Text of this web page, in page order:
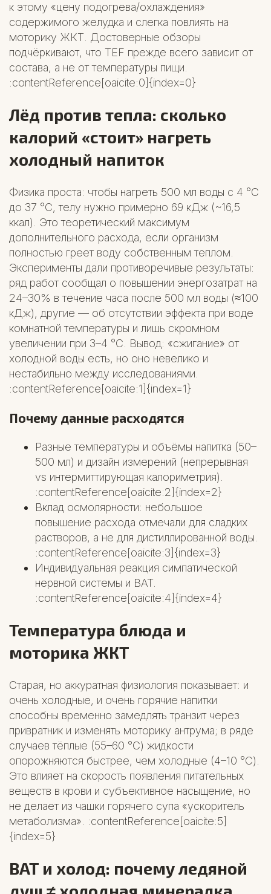
к этому «цену подогрева/охлаждения»
содержимого желудка и слегка повлиять на
моторику ЖКТ. Достоверные обзоры
подчёркивают, что TEF прежде всего зависит от
состава, а не от температуры пищи.
:contentReference[oaicite:0]{index=0}
Лёд против тепла: сколько
калорий «стоит» нагреть
холодный напиток
Физика проста: чтобы нагреть 500 мл воды с 4 °C
до 37 °C, телу нужно примерно 69 кДж (~16,5
ккал). Это теоретический максимум
дополнительного расхода, если организм
полностью греет воду собственным теплом.
Эксперименты дали противоречивые результаты:
ряд работ сообщал о повышении энергозатрат на
24–30% в течение часа после 500 мл воды (≈100
кДж), другие — об отсутствии эффекта при воде
комнатной температуры и лишь скромном
увеличении при 3–4 °C. Вывод: «сжигание» от
холодной воды есть, но оно невелико и
нестабильно между исследованиями.
:contentReference[oaicite:1]{index=1}
Почему данные расходятся
Разные температуры и объёмы напитка (50–
500 мл) и дизайн измерений (непрерывная
vs интермиттирующая калориметрия).
:contentReference[oaicite:2]{index=2}
Вклад осмолярности: небольшое
повышение расхода отмечали для сладких
растворов, а не для дистиллированной воды.
:contentReference[oaicite:3]{index=3}
Индивидуальная реакция симпатической
нервной системы и BAT.
:contentReference[oaicite:4]{index=4}
Температура блюда и
моторика ЖКТ
Старая, но аккуратная физиология показывает: и
очень холодные, и очень горячие напитки
способны временно замедлять транзит через
привратник и изменять моторику антрума; в ряде
случаев тёплые (55–60 °C) жидкости
опорожняются быстрее, чем холодные (4–10 °C).
Это влияет на скорость появления питательных
веществ в крови и субъективное насыщение, но
не делает из чашки горячего супа «ускоритель
метаболизма». :contentReference[oaicite:5]
{index=5}
BAT и холод: почему ледяной